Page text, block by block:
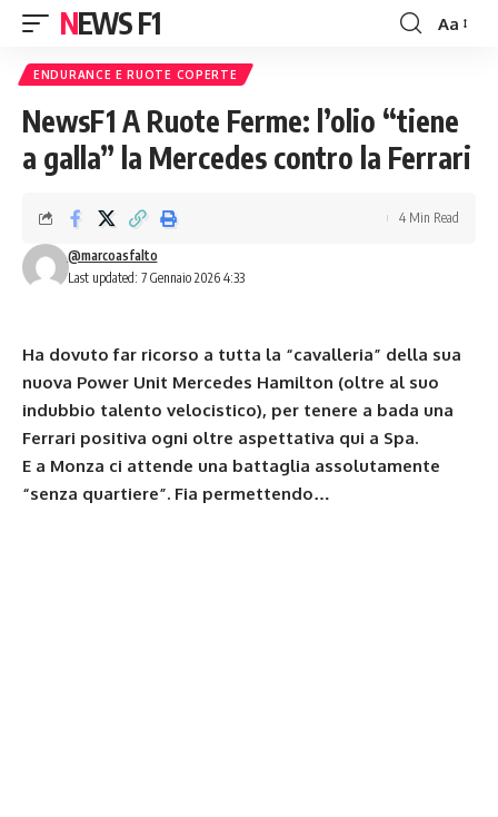
NEWS F1
Font
Aa
ENDURANCE E RUOTE COPERTE
NewsF1 A Ruote Ferme: l’olio “tiene
a galla” la Mercedes contro la Ferrari
Last updated: 7 Gennaio 2026 4:33
@marcoasfalto
4 Min Read
Ha dovuto far ricorso a tutta la “cavalleria” della sua
nuova Power Unit Mercedes Hamilton (oltre al suo
indubbio talento velocistico), per tenere a bada una
Ferrari positiva ogni oltre aspettativa qui a Spa.
E a Monza ci attende una battaglia assolutamente
“senza quartiere”. Fia permettendo…